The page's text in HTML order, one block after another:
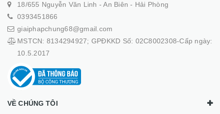
18/655 Nguyễn Văn Linh - An Biên - Hải Phòng
0393451866
giaiphapchung68@gmail.com
MSTCN: 8134294927; GPĐKKD Số: 02C8002308-Cấp ngày:
10.5.2017
VỀ CHÚNG TÔI